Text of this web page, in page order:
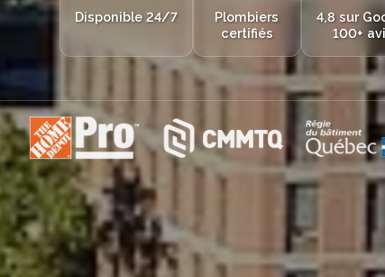
Disponible 24/7
Plombiers
certifiés
4,8 sur
100+